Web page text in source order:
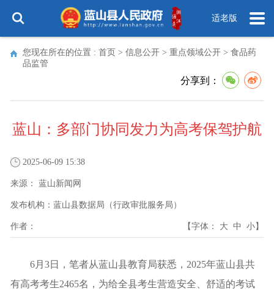
适老版
您现在所在的位置 : 首页 > 信息公开 > 重点领域公开 > 食品药
品监管
分享到：
蓝山：多部门协同发力为高考保驾护航
2025-06-09 15:38
来源： 蓝山新闻网
发布机构： 蓝山县数据局（行政审批服务局）
作者： 【字体： 大 中 小】
6月3日，笔者从蓝山县教育局获悉，2025年蓝山县共
有高考考生2465名，为给全县考生营造安全、舒适的考试